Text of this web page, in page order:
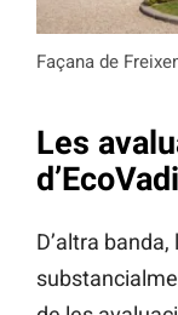
Façana de
Les
D’altra